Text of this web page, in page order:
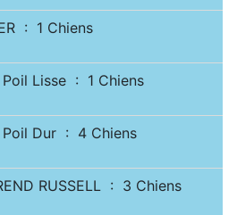
: 1 Chiens
Poil Lisse : 1 Chiens
Poil Dur : 4 Chiens
RUSSELL : 3 Chiens